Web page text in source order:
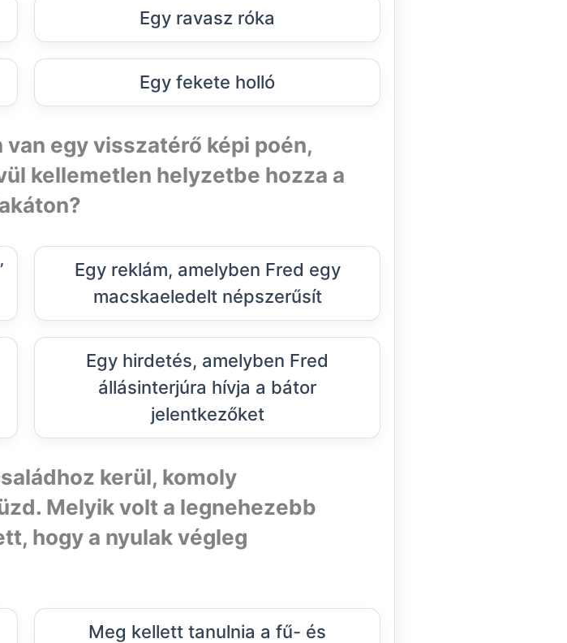
Egy ravasz róka
Egy fekete holló
van egy visszatérő képi poén,
kellemetlen helyzetbe hozza a
Egy reklám, amelyben Fred egy
macskaeledelt népszerűsít
Egy hirdetés, amelyben Fred
állásinterjúra hívja a bátor
jelentkezőket
kerül, komoly
Melyik volt a legnehezebb
hogy a nyulak végleg
Meg kellett tanulnia a fű- és